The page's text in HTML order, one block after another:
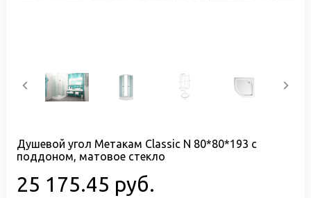
Душевой угол Метакам Classic N 80*80*193 с
поддоном, матовое стекло
25 175.45 руб.